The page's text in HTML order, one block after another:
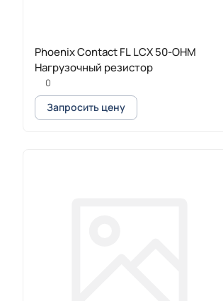
Phoenix Contact FL LCX 50-OHM
Нагрузочный резистор
0
Запросить цену